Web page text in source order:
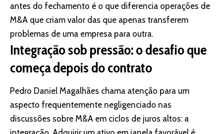
antes do fechamento é o que diferencia operações de
M&A que criam valor das que apenas transferem
problemas de uma empresa para outra.
Integração sob pressão: o desafio que
começa depois do contrato
Pedro Daniel Magalhães chama atenção para um
aspecto frequentemente negligenciado nas
discussões sobre M&A em ciclos de juros altos: a